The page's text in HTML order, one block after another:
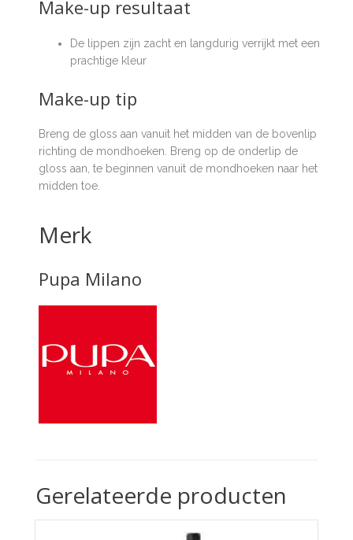
Make-up resultaat
De lippen zijn zacht en langdurig verrijkt met een
prachtige kleur
Make-up tip
Breng de gloss aan vanuit het midden van de bovenlip
richting de mondhoeken. Breng op de onderlip de
gloss aan, te beginnen vanuit de mondhoeken naar het
midden toe.
Merk
Pupa Milano
Gerelateerde producten